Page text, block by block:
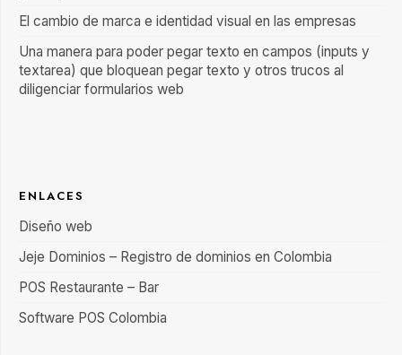
El cambio de marca e identidad visual en las empresas
Una manera para poder pegar texto en campos (inputs y
textarea) que bloquean pegar texto y otros trucos al
diligenciar formularios web
ENLACES
Diseño web
Jeje Dominios – Registro de dominios en Colombia
POS Restaurante – Bar
Software POS Colombia